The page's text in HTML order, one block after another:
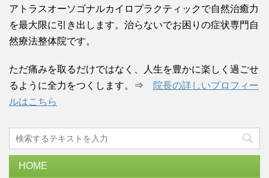
アトラスオーソゴナルカイロプラクティックで自然治癒力
を最大限に引き出します。治らないでお困りの症状専門自
然療法整体院です。
ただ痛みを取るだけではなく、人生を豊かに楽しく過ごせ
るように全力をつくします。⇒
院長の詳しいプロフィー
ルはこちら
HOME